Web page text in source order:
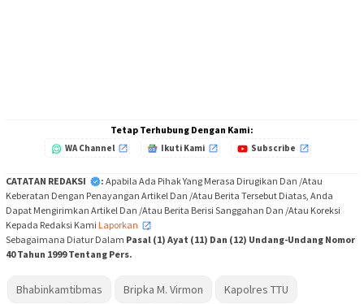
Tetap Terhubung Dengan Kami:
WA Channel Ikuti Kami Subscribe
CATATAN REDAKSI : Apabila Ada Pihak Yang Merasa Dirugikan Dan /Atau
Keberatan Dengan Penayangan Artikel Dan /Atau Berita Tersebut Diatas, Anda
Dapat Mengirimkan Artikel Dan /Atau Berita Berisi Sanggahan Dan /Atau Koreksi
Kepada Redaksi Kami Laporkan
,
Sebagaimana Diatur Dalam Pasal (1) Ayat (11) Dan (12) Undang-Undang Nomor
40 Tahun 1999 Tentang Pers.
Bhabinkamtibmas Bripka M. Virmon Kapolres TTU